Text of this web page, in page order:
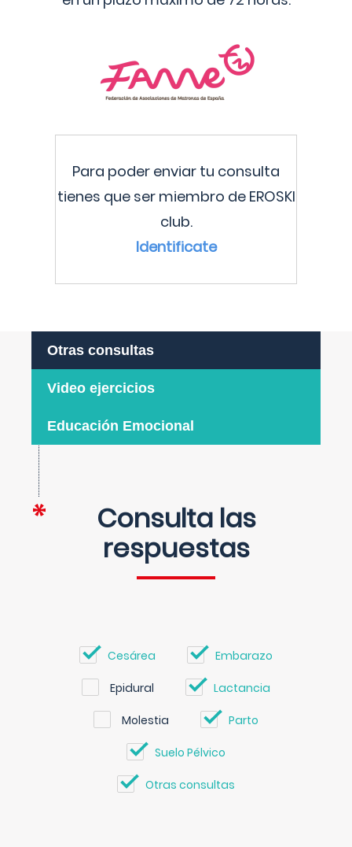
Para poder enviar tu consulta
tienes que ser miembro de EROSKI
club.
Identificate
Otras consultas
Video ejercicios
Educación Emocional
Consulta las
respuestas
Cesárea Embarazo
Epidural Lactancia
Molestia Parto
Suelo Pélvico
Otras consultas